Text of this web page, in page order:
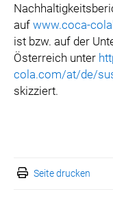
auf www.coca-
ist bzw. auf der
Österreich unter
cola.com/at/de/
skizziert.
Seite drucken